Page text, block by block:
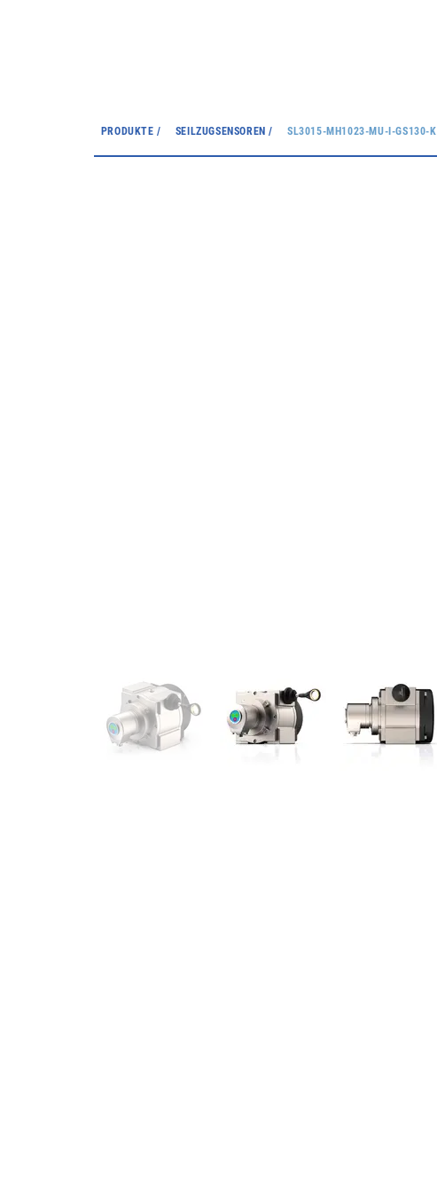
PRODUKTE / SEILZUGSENSOREN / SL3015-MH1023-MU-I-GS130-K